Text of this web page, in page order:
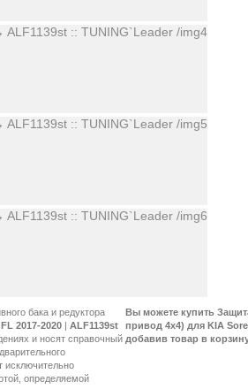
Вы можете купить
привод 4х4) для KIA
добавив товар в
бака и редуктора
2017-2020 | ALF1139st